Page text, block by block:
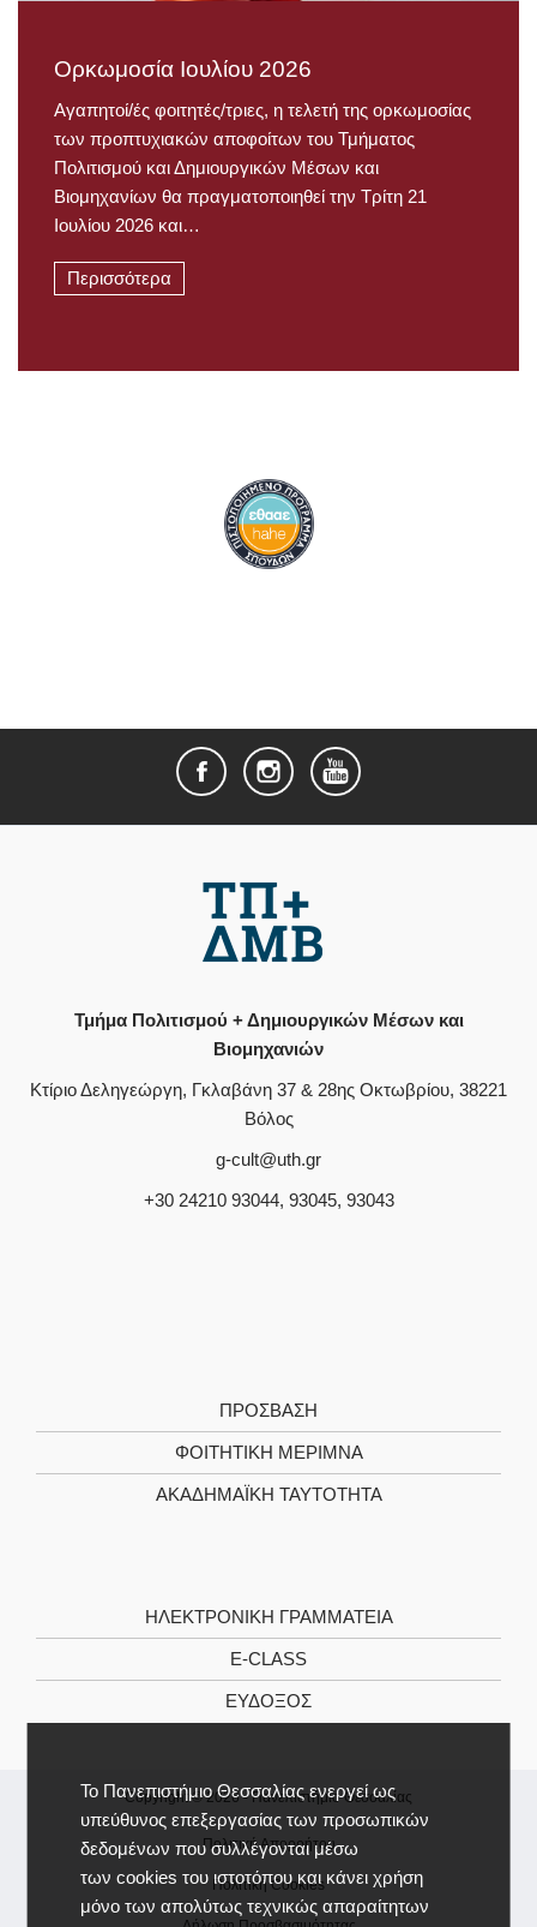
Το Πανεπιστήμιο Θεσσαλίας ενεργεί ως
υπεύθυνος επεξεργασίας των προσωπικών
δεδομένων που συλλέγονται μέσω
των cookies του ιστοτόπου και κάνει χρήση
μόνο των απολύτως τεχνικώς απαραίτητων
Ορκωμοσία Ιουλίου 2026
Αγαπητοί/ές φοιτητές/τριες, η τελετή της ορκωμοσίας
των προπτυχιακών αποφοίτων του Τμήματος
Πολιτισμού και Δημιουργικών Μέσων και
Βιομηχανίων θα πραγματοποιηθεί την Τρίτη 21
Ιουλίου 2026 και…
Περισσότερα
Τμήμα Πολιτισμού + Δημιουργικών Μέσων και
Βιομηχανιών
Κτίριο Δεληγεώργη, Γκλαβάνη 37 & 28ης Οκτωβρίου, 38221
Βόλος
g-cult@uth.gr
+30 24210 93044, 93045, 93043
ΠΡΌΣΒΑΣΗ
ΦΟΙΤΗΤΙΚΉ ΜΈΡΙΜΝΑ
ΑΚΑΔΗΜΑΪΚΉ ΤΑΥΤΌΤΗΤΑ
ΗΛΕΚΤΡΟΝΙΚΉ ΓΡΑΜΜΑΤΕΊΑ
E-CLASS
ΕΎΔΟΞΟΣ
Copyright © 2026 -Πανεπιστήμιο Θεσσαλίας
Πολιτική Απορρήτου
Πολιτική Cookies